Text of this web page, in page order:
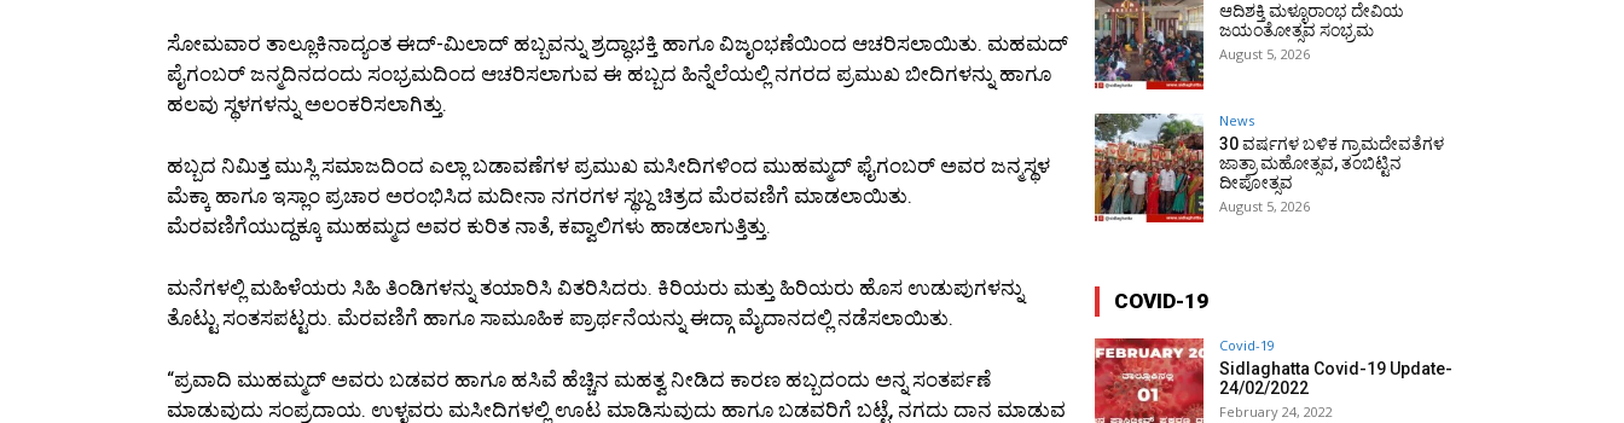
ಸೋಮವಾರ ತಾಲ್ಲೂಕಿನಾದ್ಯಂತ ಈದ್-ಮಿಲಾದ್ ಹಬ್ಬವನ್ನು ಶ್ರದ್ಧಾಭಕ್ತಿ ಹಾಗೂ ವಿಜೃಂಭಣೆಯಿಂದ ಆಚರಿಸಲಾಯಿತು. ಮಹಮದ್
ಪೈಗಂಬರ್ ಜನ್ಮದಿನದಂದು ಸಂಭ್ರಮದಿಂದ ಆಚರಿಸಲಾಗುವ ಈ ಹಬ್ಬದ ಹಿನ್ನೆಲೆಯಲ್ಲಿ ನಗರದ ಪ್ರಮುಖ ಬೀದಿಗಳನ್ನು ಹಾಗೂ
ಹಲವು ಸ್ಥಳಗಳನ್ನು ಅಲಂಕರಿಸಲಾಗಿತ್ತು.
ಹಬ್ಬದ ನಿಮಿತ್ತ ಮುಸ್ಲಿ ಸಮಾಜದಿಂದ ಎಲ್ಲಾ ಬಡಾವಣೆಗಳ ಪ್ರಮುಖ ಮಸೀದಿಗಳಿಂದ ಮುಹಮ್ಮದ್ ಫೈಗಂಬರ್ ಅವರ ಜನ್ಮಸ್ಥಳ
ಮೆಕ್ಕಾ ಹಾಗೂ ಇಸ್ಲಾಂ ಪ್ರಚಾರ ಅರಂಭಿಸಿದ ಮದೀನಾ ನಗರಗಳ ಸ್ಥಬ್ದ ಚಿತ್ರದ ಮೆರವಣಿಗೆ ಮಾಡಲಾಯಿತು.
ಮೆರವಣಿಗೆಯುದ್ದಕ್ಕೂ ಮುಹಮ್ಮದ ಅವರ ಕುರಿತ ನಾತೆ, ಕವ್ವಾಲಿಗಳು ಹಾಡಲಾಗುತ್ತಿತ್ತು.
ಮನೆಗಳಲ್ಲಿ ಮಹಿಳೆಯರು ಸಿಹಿ ತಿಂಡಿಗಳನ್ನು ತಯಾರಿಸಿ ವಿತರಿಸಿದರು. ಕಿರಿಯರು ಮತ್ತು ಹಿರಿಯರು ಹೊಸ ಉಡುಪುಗಳನ್ನು
ತೊಟ್ಟು ಸಂತಸಪಟ್ಟರು. ಮೆರವಣಿಗೆ ಹಾಗೂ ಸಾಮೂಹಿಕ ಪ್ರಾರ್ಥನೆಯನ್ನು ಈದ್ಗಾ ಮೈದಾನದಲ್ಲಿ ನಡೆಸಲಾಯಿತು.
“ಪ್ರವಾದಿ ಮುಹಮ್ಮದ್ ಅವರು ಬಡವರ ಹಾಗೂ ಹಸಿವೆ ಹೆಚ್ಚಿನ ಮಹತ್ವ ನೀಡಿದ ಕಾರಣ ಹಬ್ಬದಂದು ಅನ್ನ ಸಂತರ್ಪಣೆ
ಮಾಡುವುದು ಸಂಪ್ರದಾಯ. ಉಳ್ಳವರು ಮಸೀದಿಗಳಲ್ಲಿ ಊಟ ಮಾಡಿಸುವುದು ಹಾಗೂ ಬಡವರಿಗೆ ಬಟ್ಟೆ, ನಗದು ದಾನ ಮಾಡುವ
ಆದಿಶಕ್ತಿ ಮಳ್ಳೂರಾಂಭ ದೇವಿಯ
ಜಯಂತೋತ್ಸವ ಸಂಭ್ರಮ
August 5, 2026
News
30 ವರ್ಷಗಳ ಬಳಿಕ ಗ್ರಾಮದೇವತೆಗಳ
ಜಾತ್ರಾ ಮಹೋತ್ಸವ, ತಂಬಿಟ್ಟಿನ
ದೀಪೋತ್ಸವ
August 5, 2026
COVID-19
Covid-19
Sidlaghatta Covid-19 Update-
24/02/2022
February 24, 2022